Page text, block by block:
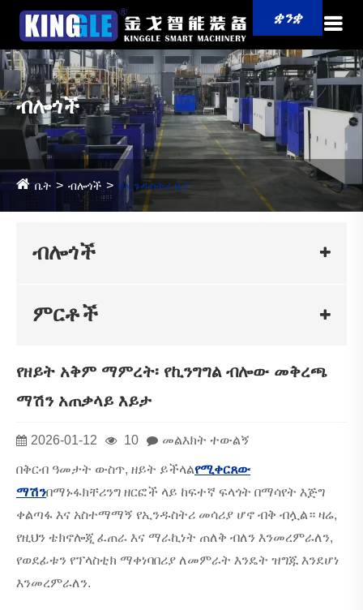
ቋንቋ
ብሎጎች
ቤት ብሎጎች የኢንዱስትሪ ዜና
ብሎጎች
ምርቶች
የዘይት አቅም ማምረት፡ የኪንግግል ብሎው መቅረጫ
ማሽን አጠቃላይ እይታ
2026-01-12 10 መልእክት ተውልኝ
በቅርብ ዓመታት ውስጥ, ዘይት ይችላልየሚቀርጸው
ማሽንበማኑፋክቸሪንግ ዘርፎች ላይ ከፍተኛ ፍላጎት በማሳየት እጅግ
ቀልጣፋ እና አስተማማኝ የኢንዱስትሪ መሳሪያ ሆኖ ብቅ ብሏል። ዛሬ,
የዚህን ቴክኖሎጂ ፈጠራ እና ማራኪነት ጠለቅ ብለን እንመረምራለን,
የወደፊቱን የፕላስቲክ ማቀነባበሪያ ለመምራት እንዴት ዝግጁ እንደሆነ
እንመረምራለን.